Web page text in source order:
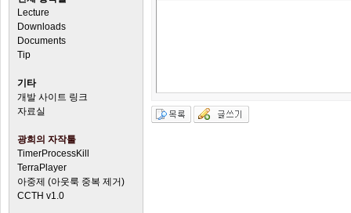
Lecture
Downloads
Documents
Tip
기타
개발 사이트 링크
자료실
광희의 자작툴
TimerProcessKill
TerraPlayer
아중제 (아웃룩 중복 제거)
CCTH v1.0